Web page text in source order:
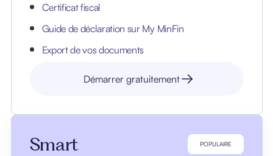
Certificat fiscal
Guide de déclaration sur My MinFin
Export de vos documents
Démarrer gratuitement
Smart POPULAIRE